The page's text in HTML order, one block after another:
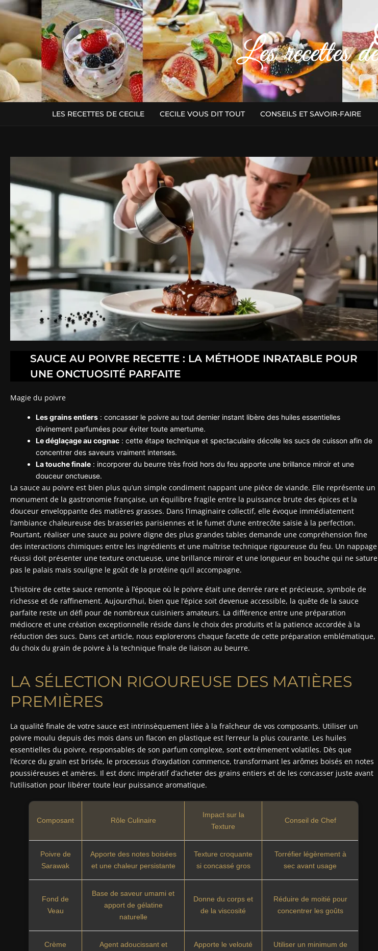
LES RECETTES DE CECILE CECILE VOUS DIT TOUT CONSEILS ET SAVOIR-FAIRE
SAUCE AU POIVRE RECETTE : LA MÉTHODE INRATABLE POUR
UNE ONCTUOSITÉ PARFAITE
Magie du poivre
Les grains entiers : concasser le poivre au tout dernier instant libère des huiles essentielles
divinement parfumées pour éviter toute amertume.
Le déglaçage au cognac : cette étape technique et spectaculaire décolle les sucs de cuisson afin de
concentrer des saveurs vraiment intenses.
La touche finale : incorporer du beurre très froid hors du feu apporte une brillance miroir et une
douceur onctueuse.
La sauce au poivre est bien plus qu’un simple condiment nappant une pièce de viande. Elle représente un
monument de la gastronomie française, un équilibre fragile entre la puissance brute des épices et la
douceur enveloppante des matières grasses. Dans l’imaginaire collectif, elle évoque immédiatement
l’ambiance chaleureuse des brasseries parisiennes et le fumet d’une entrecôte saisie à la perfection.
Pourtant, réaliser une sauce au poivre digne des plus grandes tables demande une compréhension fine
des interactions chimiques entre les ingrédients et une maîtrise technique rigoureuse du feu. Un nappage
réussi doit présenter une texture onctueuse, une brillance miroir et une longueur en bouche qui ne sature
pas le palais mais souligne le goût de la protéine qu’il accompagne.
L’histoire de cette sauce remonte à l’époque où le poivre était une denrée rare et précieuse, symbole de
richesse et de raffinement. Aujourd’hui, bien que l’épice soit devenue accessible, la quête de la sauce
parfaite reste un défi pour de nombreux cuisiniers amateurs. La différence entre une préparation
médiocre et une création exceptionnelle réside dans le choix des produits et la patience accordée à la
réduction des sucs. Dans cet article, nous explorerons chaque facette de cette préparation emblématique,
du choix du grain de poivre à la technique finale de liaison au beurre.
LA SÉLECTION RIGOUREUSE DES MATIÈRES
PREMIÈRES
La qualité finale de votre sauce est intrinsèquement liée à la fraîcheur de vos composants. Utiliser un
poivre moulu depuis des mois dans un flacon en plastique est l’erreur la plus courante. Les huiles
essentielles du poivre, responsables de son parfum complexe, sont extrêmement volatiles. Dès que
l’écorce du grain est brisée, le processus d’oxydation commence, transformant les arômes boisés en notes
poussiéreuses et amères. Il est donc impératif d’acheter des grains entiers et de les concasser juste avant
l’utilisation pour libérer toute leur puissance aromatique.
Composant Rôle Culinaire
Impact sur la
Texture
Conseil de Chef
Poivre de
Sarawak
Apporte des notes boisées
et une chaleur persistante
Texture croquante
si concassé gros
Torréfier légèrement à
sec avant usage
Fond de
Veau
Base de saveur umami et
apport de gélatine
naturelle
Donne du corps et
de la viscosité
Réduire de moitié pour
concentrer les goûts
Crème
Agent adoucissant et
Apporte le velouté
Utiliser un minimum de